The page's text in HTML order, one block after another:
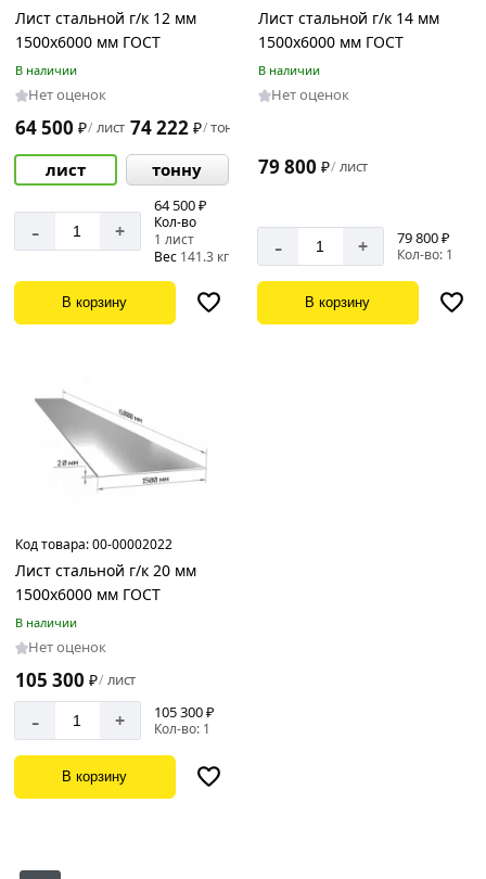
Лист стальной г/к 12 мм
1500х6000 мм ГОСТ
В наличии
Нет оценок
64 500 ₽/ лист 74 222 ₽/ тонну
лист тонну
- +
64 500 ₽
Кол-во
1 лист
Вес 141.3 кг
В корзину
Лист стальной г/к 14 мм
1500х6000 мм ГОСТ
В наличии
Нет оценок
79 800 ₽/ лист
- + 79 800 ₽
Кол-во: 1
В корзину
Код товара:00-00002022
Лист стальной г/к 20 мм
1500х6000 мм ГОСТ
В наличии
Нет оценок
105 300 ₽/ лист
- + 105 300 ₽
Кол-во: 1
В корзину